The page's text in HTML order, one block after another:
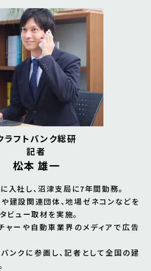
ラフトバンク総研
記者
松本 雄一
入社し、沼津支局に7年間勤務。
建設関連団体、地場ゼネコンなどを
ビュー取材を実施。
ャーや自動車業界のメディアで広告
ンクに参画し、記者として全国の建